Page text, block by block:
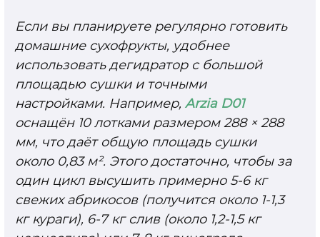
Если вы планируете регулярно готовить
домашние сухофрукты, удобнее
использовать дегидратор с большой
площадью сушки и точными
настройками. Например, Arzia D01
оснащён 10 лотками размером 288 × 288
мм, что даёт общую площадь сушки
около 0,83 м². Этого достаточно, чтобы за
один цикл высушить примерно 5-6 кг
свежих абрикосов (получится около 1-1,3
кг кураги), 6-7 кг слив (около 1,2-1,5 кг